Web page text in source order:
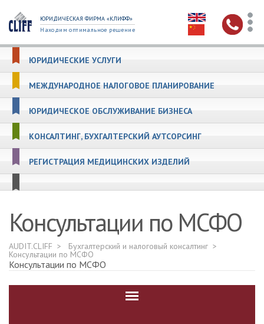
ЮРИДИЧЕСКАЯ ФИРМА «КЛИФФ»
Находим оптимальное решение
ЮРИДИЧЕСКИЕ УСЛУГИ
МЕЖДУНАРОДНОЕ НАЛОГОВОЕ ПЛАНИРОВАНИЕ
ЮРИДИЧЕСКОЕ ОБСЛУЖИВАНИЕ БИЗНЕСА
КОНСАЛТИНГ, БУХГАЛТЕРСКИЙ АУТСОРСИНГ
РЕГИСТРАЦИЯ МЕДИЦИНСКИХ ИЗДЕЛИЙ
Консультации по МСФО
AUDIT.CLIFF Бухгалтерский и налоговый консалтинг
Консультации по МСФО
Консультации по МСФО